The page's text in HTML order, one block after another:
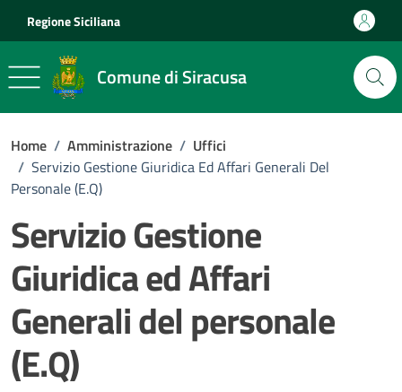
Regione Siciliana
Comune di Siracusa
Home / Amministrazione / Uffici
/ Servizio Gestione Giuridica Ed Affari Generali Del
Personale (E.Q)
Servizio Gestione
Giuridica ed Affari
Generali del personale
(E.Q)